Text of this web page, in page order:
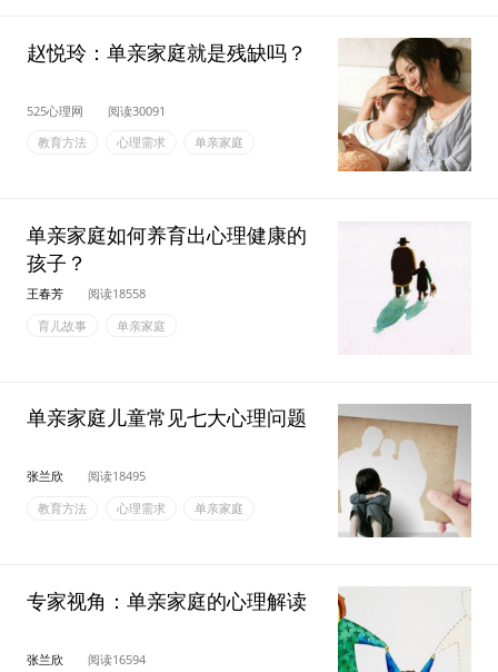
赵悦玲：单亲家庭就是残缺吗？
525心理网
阅读30091
教育方法
心理需求 单亲家庭
单亲家庭如何养育出心理健康的
孩子？
王春芳
阅读18558
育儿故事
单亲家庭
单亲家庭儿童常见七大心理问题
张兰欣
阅读18495
教育方法
心理需求 单亲家庭
专家视角：单亲家庭的心理解读
张兰欣 阅读16594